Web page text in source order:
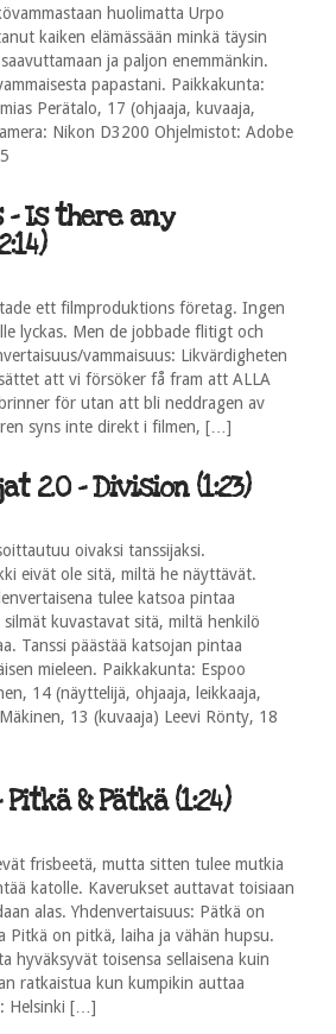
huolimatta Urpo
kaiken elämässään minkä täysin
ja paljon enemmänkin.
papastani. Paikkakunta:
Perätalo, 17 (ohjaaja, kuvaaja,
Nikon D3200 Ohjelmistot: Adobe
- Is there any
ett filmproduktions företag. Ingen
lyckas. Men de jobbade flitigt och
vammaisuus: Likvärdigheten
att vi försöker få fram att ALLA
för utan att bli neddragen av
syns inte direkt i filmen, […]
2.0 - Division (1:23)
oivaksi tanssijaksi.
eivät ole sitä, miltä he näyttävät.
tulee katsoa pintaa
silmät kuvastavat sitä, miltä henkilö
Tanssi päästää katsojan pintaa
mieleen. Paikkakunta: Espoo
14 (näyttelijä, ohjaaja, leikkaaja,
13 (kuvaaja) Leevi Rönty, 18
& Pätkä (1:24)
frisbeetä, mutta sitten tulee mutkia
katolle. Kaverukset auttavat toisiaan
alas. Yhdenvertaisuus: Pätkä on
Pitkä on pitkä, laiha ja vähän hupsu.
hyväksyvät toisensa sellaisena kuin
ratkaistua kun kumpikin auttaa
Helsinki […]